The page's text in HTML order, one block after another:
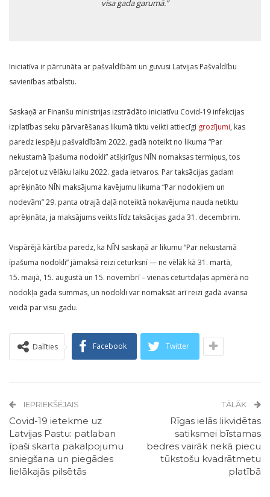
visa gada garumā.”
Iniciatīva ir pārrunāta ar pašvaldībām un guvusi Latvijas Pašvaldību
savienības atbalstu.
Saskaņā ar Finanšu ministrijas izstrādāto iniciatīvu Covid-19 infekcijas
izplatības seku pārvarēšanas likumā tiktu veikti attiecīgi grozījumi, kas
paredz iespēju pašvaldībām 2022. gadā noteikt no likuma “Par
nekustamā īpašuma nodokli” atšķirīgus NĪN nomaksas termiņus, tos
pārceļot uz vēlāku laiku 2022. gada ietvaros. Par taksācijas gadam
aprēķināto NĪN maksājuma kavējumu likuma “Par nodokļiem un
nodevām” 29. panta otrajā daļā noteiktā nokavējuma nauda netiktu
aprēķināta, ja maksājums veikts līdz taksācijas gada 31. decembrim.
Vispārējā kārtība paredz, ka NĪN saskaņā ar likumu “Par nekustamā
īpašuma nodokli” jāmaksā reizi ceturksnī — ne vēlāk kā 31. martā,
15. maijā, 15. augustā un 15. novembrī – vienas ceturtdaļas apmērā no
nodokļa gada summas, un nodokli var nomaksāt arī reizi gadā avansa
veidā par visu gadu.
Dalīties Facebook Twitter
IEPRIEKŠĒJAIS
Covid-19 ietekme uz
Latvijas Pastu: patlaban
īpaši skarta pakalpojumu
sniegšana un piegādes
lielākajās pilsētās
TĀLĀK
Rīgas ielās likvidētas
satiksmei bīstamas
bedres vairāk nekā piecu
tūkstošu kvadrātmetu
platībā